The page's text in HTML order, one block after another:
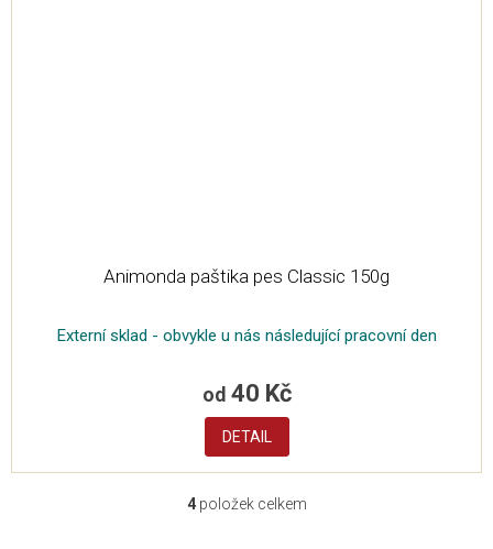
Animonda paštika pes Classic 150g
Externí sklad - obvykle u nás následující pracovní den
od40 Kč
DETAIL
O
4položek celkem